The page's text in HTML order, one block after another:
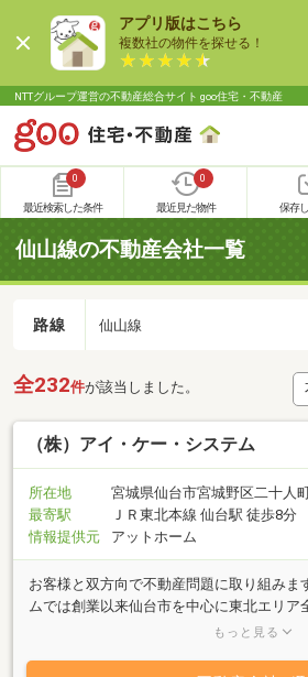
アプリ版はこちら
複数社の物件を探せる！
NTTグループ運営の不動産総合サイト goo住宅・不動産
0
最近検索した条件
0
最近見た物件 保存
仙山線の不動産会社一覧
路線 仙山線
全232件が該当しました。
（株）アイ・ケー・システム
所在地
宮城県仙台市宮城野区二十人
最寄駅
ＪＲ東北本線 仙台駅 徒歩8分
情報提供元
アットホーム
お客様と双方向で不動産問題に取り組みま
ムでは創業以来仙台市を中心に東北エリア
り扱ってきました。賃貸マンションの管理
（Knowledge-based）、不動産を通じたよ
もっと見る